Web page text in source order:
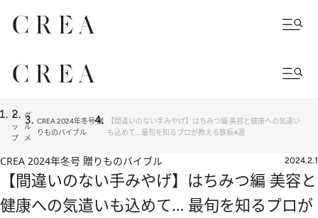
ト
ッ
プ
グ
ル
メ
CREA 2024年冬号 贈
りものバイブル
【間違いのない手みやげ】はちみつ編 美容と健康への気遣い
も込めて… 最旬を知るプロが教える鉄板4選
CREA 2024年冬号 贈りものバイブル 2024.2.1
【間違いのない手みやげ】はちみつ編 美容と
健康への気遣いも込めて… 最旬を知るプロが